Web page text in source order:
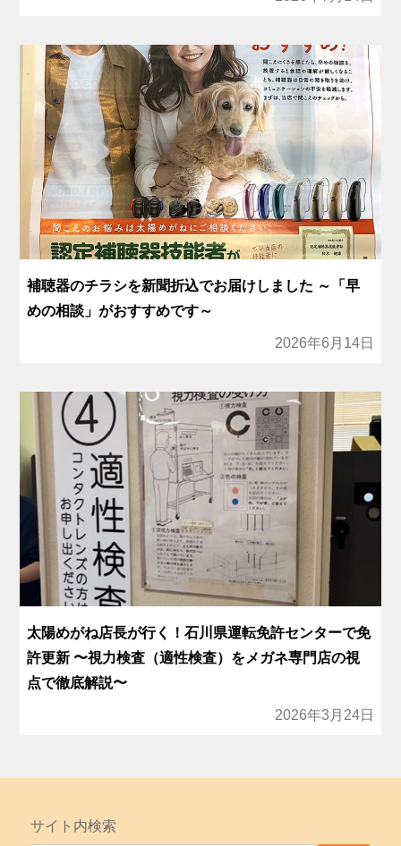
補聴器のチラシを新聞折込でお届けしました ～「早
めの相談」がおすすめです～
2026年6月14日
太陽めがね店長が行く！石川県運転免許センターで免
許更新 〜視力検査（適性検査）をメガネ専門店の視
点で徹底解説〜
2026年3月24日
サイト内検索